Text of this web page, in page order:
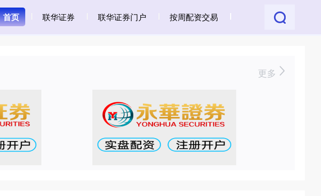
首页 联华证券 联华证券门户 按周配资交易
更多